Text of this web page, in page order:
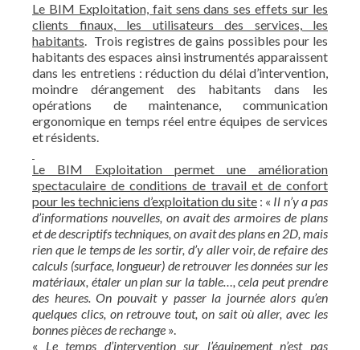
Le BIM Exploitation, fait sens dans ses effets sur les
clients finaux, les utilisateurs des services, les
habitants. Trois registres de gains possibles pour les
habitants des espaces ainsi instrumentés apparaissent
dans les entretiens : réduction du délai d’intervention,
moindre dérangement des habitants dans les
opérations de maintenance, communication
ergonomique en temps réel entre équipes de services
et résidents.
Le BIM Exploitation permet une amélioration
spectaculaire de conditions de travail et de confort
pour les techniciens d’exploitation du site: « Il n’y a pas
d’informations nouvelles, on avait des armoires de plans
et de descriptifs techniques, on avait des plans en 2D, mais
rien que le temps de les sortir, d’y aller voir, de refaire des
calculs (surface, longueur) de retrouver les données sur les
matériaux, étaler un plan sur la table…, cela peut prendre
des heures. On pouvait y passer la journée alors qu’en
quelques clics, on retrouve tout, on sait où aller, avec les
bonnes pièces de rechange ».
« Le temps d’intervention sur l’équipement n’est pas